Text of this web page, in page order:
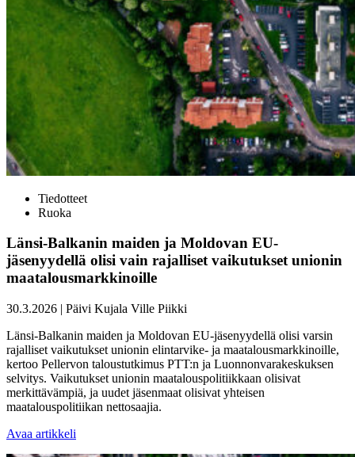
Tiedotteet
Ruoka
Länsi-Balkanin maiden ja Moldovan EU-
jäsenyydellä olisi vain rajalliset vaikutukset unionin
maatalousmarkkinoille
30.3.2026 | Päivi Kujala Ville Piikki
Länsi-Balkanin maiden ja Moldovan EU-jäsenyydellä olisi varsin
rajalliset vaikutukset unionin elintarvike- ja maatalousmarkkinoille,
kertoo Pellervon taloustutkimus PTT:n ja Luonnonvarakeskuksen
selvitys. Vaikutukset unionin maatalouspolitiikkaan olisivat
merkittävämpiä, ja uudet jäsenmaat olisivat yhteisen
maatalouspolitiikan nettosaajia.
Avaa artikkeli